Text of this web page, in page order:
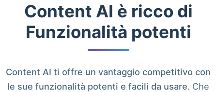
Content AI è ricco di
Funzionalità potenti
Content AI ti offre un vantaggio competitivo con
le sue funzionalità potenti e facili da usare. Che